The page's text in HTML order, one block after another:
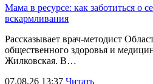
Мама в ресурсе: как заботиться о
вскармливания
Рассказывает врач-методист
общественного здоровья и
Жилковская. В…
07.08.26 13:37 Читать